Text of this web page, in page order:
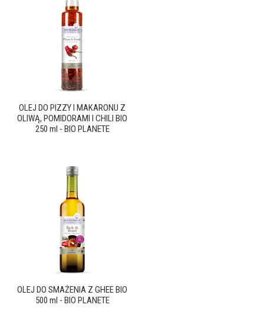
OLEJ DO PIZZY I MAKARONU Z
OLIWĄ, POMIDORAMI I CHILI BIO
250 ml - BIO PLANETE
OLEJ DO SMAŻENIA Z GHEE BIO
500 ml - BIO PLANETE